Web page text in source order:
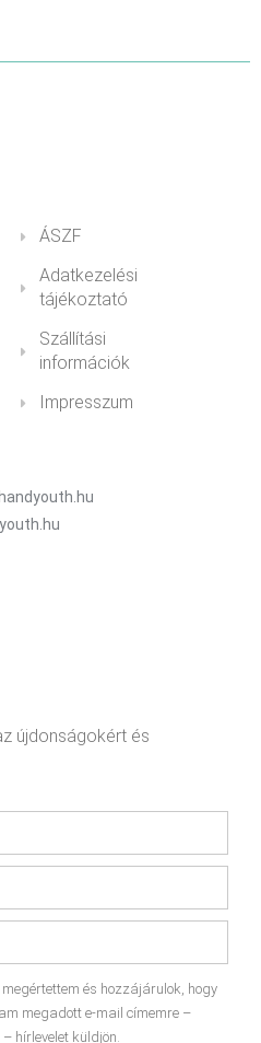
ÁSZF
Adatkezelési
tájékoztató
Szállítási
információk
Impresszum
újdonságokért és
megértettem és hozzájárulok, hogy
megadott e-mail címemre –
hírlevelet küldjön.